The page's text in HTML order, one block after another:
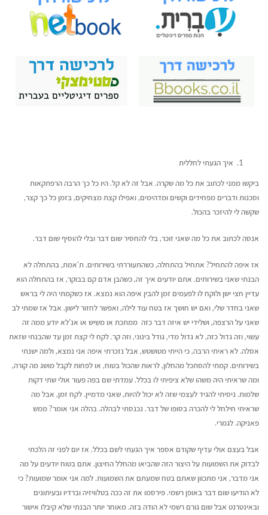
איך הגעתי לחללית
ביקשו ממני לכתוב את כל מה שקרה. אבל זה לא קל. היו כל כך הרבה הרפתקאות
וסכנות ודברים מפחידים וקשים ומדהימים, ואפילו קצת מצחיקים, בזמן כל כך קצר,
שקשה לי להיזכר בהכול.
אנסה לכתוב את כל מה שאני זוכר, בלי להחסיר שום דבר ובלי להוסיף שום דבר.
אז איפה להתחיל? אתחיל בהתחלה, כשהתעוררתי בשירותים. ת'אמת, בהתחלה לא
הבנתי שאני בשירותים. אתם יודעים איך זה, כשהבן אדם קם בבוקר, אז בהתחלה הוא
עדיין חצי ישן ולוקח לו לפעמים זמן להבין איפה הוא נמצא. אז כשקמתי היה לי בראש
שאני בחדר שלי, ואם יש חושך אז בטח עוד לילה, ואפשר לחזור לישון. אבל אז שמתי לב
שאני על הרצפה, ושלידי יש איזה דבר כזה ממתכת או משַיִש או אנ'לא יודע ממה זה
עשוי, וזה גדול כזה, לא גדול מדי, גודל בינוני, וזה קר. לקח לי קצת זמן עד שהבנתי שזאת
אסלה. לא ראיתי הרבה, כי הייתי מטושטש, אבל נזכרתי איפה אני נמצא, ולמה ישנתי
בשירותים. קמתי להסתכל מהחלון, לראות שהכול בטוח, או לפחות לקבל מושג מה קורה,
ומה שראיתי היה משהו שלא ציפיתי לו בכלל. עמדתי שם בפה פעור אולי שתי דקות
שלמות. ניסיתי להגיד לעצמי שזה לא יכול להיות, שאני מדמיין. לקח זמן, אבל מה
שראיתי חילחל לי להכרה בסופו של דבר. נכנסתי לבהלה. בהלה אני אומר? ממש
פאניקה. לגמרי.
אבל בעצם אולי עדיף שקודם אספר איך הגעתי לשם בכלל. אז יום לפני זה הלכתי
לבדוק את השמועות על היצור הזה שהביאו מהחלל החיצון. אתם בטוח יודעים על מה
אני מדבר, אני מתכוון שאתם בטח שמעתם את השמועות. למה אני אומר שמועות? כי
לא הודיעו שום דבר באופן רשמי. פירסמו את זה ככה בטלוויזיה וברדיו ובעיתונים
ובאינטרנט אבל שום גורם רשמי לא הודה בזה. מאוחר יותר הבנתי שלא קיבלו אישור